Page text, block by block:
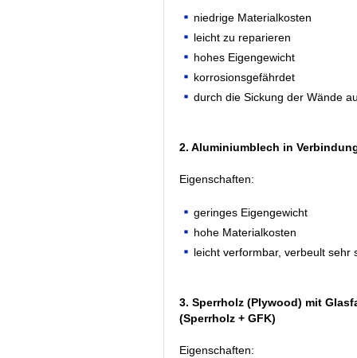
niedrige Materialkosten
leicht zu reparieren
hohes Eigengewicht
korrosionsgefährdet
durch die Sickung der Wände
2. Aluminiumblech in
Eigenschaften:
geringes Eigengewicht
hohe Materialkosten
leicht verformbar, verbeult sehr
3. Sperrholz (Plywood) mit
(Sperrholz + GFK)
Eigenschaften: